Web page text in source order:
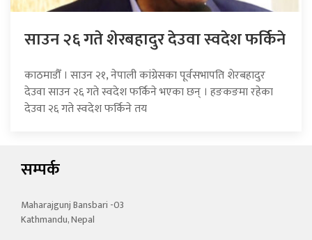
साउन २६ गते शेरबहादुर देउवा स्वदेश फर्किने
काठमाडौँ । साउन २१, नेपाली कांग्रेसका पूर्वसभापति शेरबहादुर
देउवा साउन २६ गते स्वदेश फर्किने भएका छन् । हङकङमा रहेका
देउवा २६ गते स्वदेश फर्किने तय
सम्पर्क
Maharajgunj Bansbari -03
Kathmandu, Nepal